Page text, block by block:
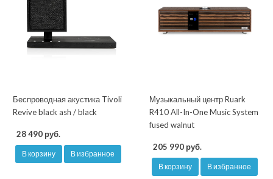
Беспроводная акустика Tivoli
Revive black ash / black
28 490 руб.
В корзину В избранное
Музыкальный центр Ruark
R410 All-In-One Music System
fused walnut
205 990 руб.
В корзину В избранное